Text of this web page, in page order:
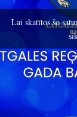
Lai skatītos šo